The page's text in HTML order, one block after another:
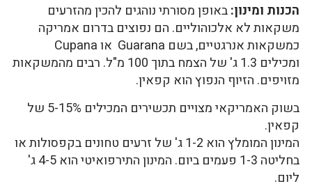
הכנות ומינון:באופן מסורתי נוהגים להכין מהזרעים
משקאות לא אלכוהוליים. הם נפוצים בדרום אמריקה
כמשקאות אנרגטיים, בשם Guarana או Cupana
ומכילים 1.3 ג' של הצמח בתוך 100 מ"ל. רבים מהמשקאות
מזויפים. הזיוף הנפוץ הוא קפאין.
בשוק האמריקאי מצויים תכשירים המכילים 5-15% של
קפאין.
המינון המומלץ הוא 1-2 ג' של זרעים טחונים בקפסולות או
בחליטה 1-3 פעמים ביום. המינון התירפואיטי הוא 4-5 ג'
ליום.